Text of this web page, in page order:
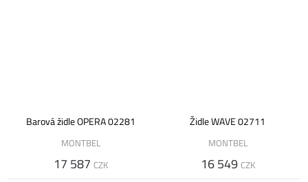
Barová židle OPERA 02281
MONTBEL
17 587 CZK
Židle WAVE 02711
MONTBEL
16 549 CZK